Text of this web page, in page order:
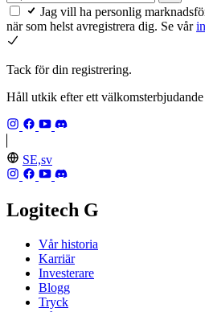
Jag vill ha personlig
när som helst avregistrera dig. Se vår
Tack för din registrering.
Håll utkik efter ett
SE,sv
Logitech G
Vår historia
Karriär
Investerare
Blogg
Tryck